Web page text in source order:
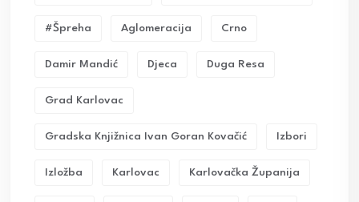
#Špreha Aglomeracija Crno
Damir Mandić Djeca Duga Resa
Grad Karlovac
Gradska Knjižnica Ivan Goran Kovačić Izbori
Izložba Karlovac Karlovačka Županija